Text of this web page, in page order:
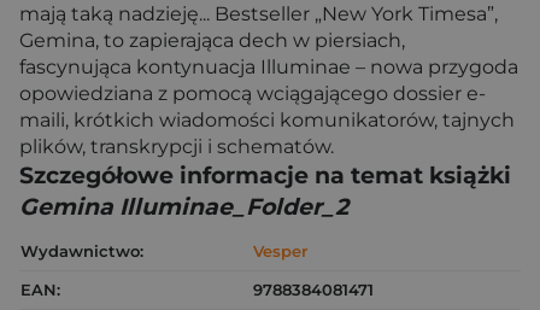
mają taką nadzieję... Bestseller „New York Timesa”,
Gemina, to zapierająca dech w piersiach,
fascynująca kontynuacja Illuminae – nowa przygoda
opowiedziana z pomocą wciągającego dossier e-
maili, krótkich wiadomości komunikatorów, tajnych
plików, transkrypcji i schematów.
Szczegółowe informacje na temat książki
Gemina Illuminae_Folder_2
Wydawnictwo:
Vesper
EAN:
9788384081471